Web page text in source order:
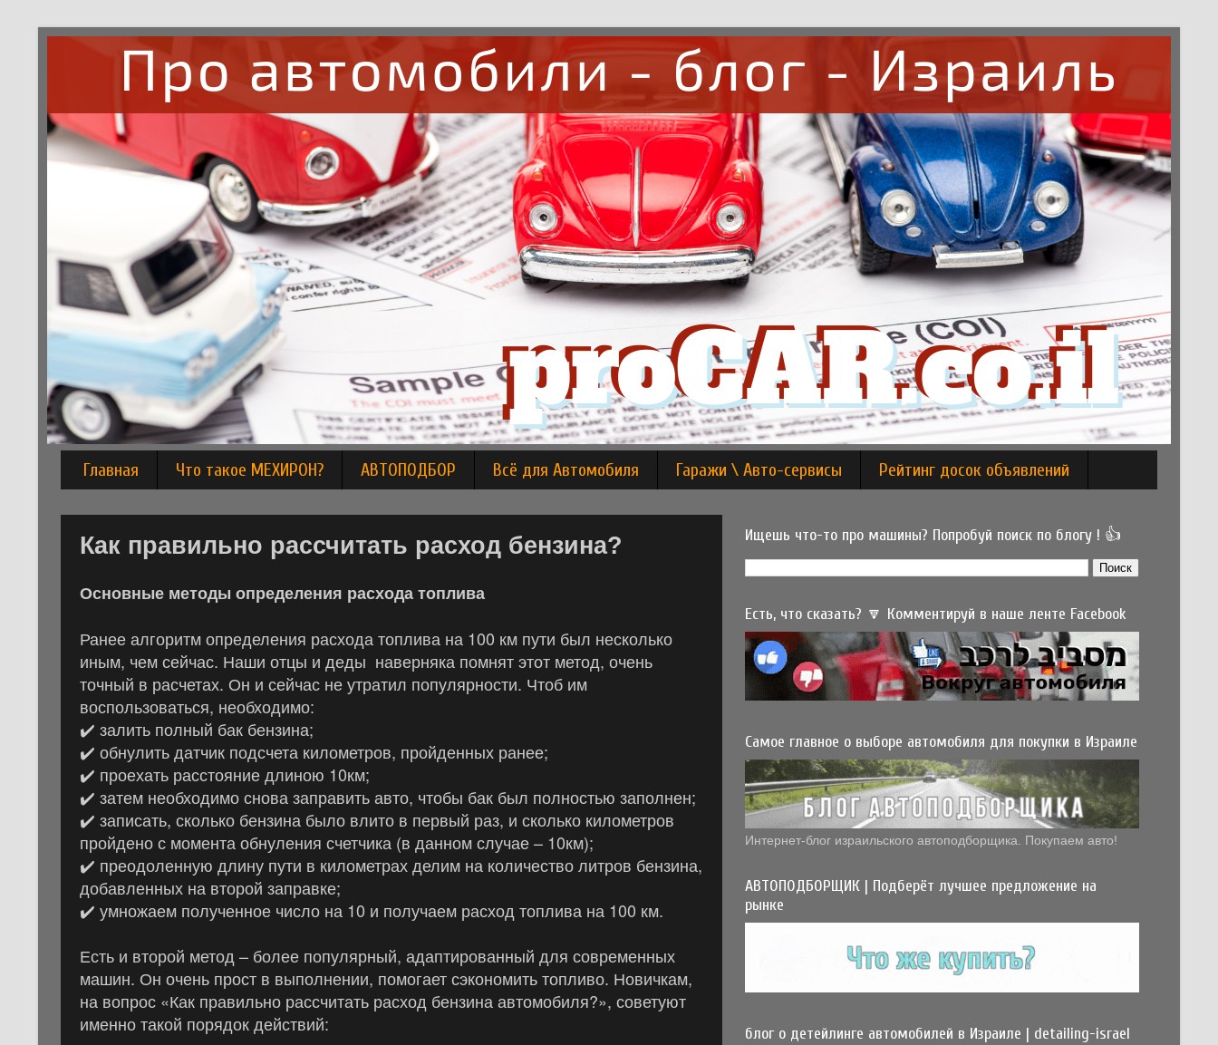
Главная Что такое МЕХИРОН? АВТОПОДБОР Всё для Автомобиля Гаражи \ Авто-сервисы Рейтинг досок объявлений
Как правильно рассчитать расход бензина?
Основные методы определения расхода топлива
Ранее алгоритм определения расхода топлива на 100 км пути был несколько
иным, чем сейчас. Наши отцы и деды наверняка помнят этот метод, очень
точный в расчетах. Он и сейчас не утратил популярности. Чтоб им
воспользоваться, необходимо:
✔️ залить полный бак бензина;
✔️ обнулить датчик подсчета километров, пройденных ранее;
✔️ проехать расстояние длиною 10км;
✔️ затем необходимо снова заправить авто, чтобы бак был полностью заполнен;
✔️ записать, сколько бензина было влито в первый раз, и сколько километров
пройдено с момента обнуления счетчика (в данном случае – 10км);
✔️ преодоленную длину пути в километрах делим на количество литров бензина,
добавленных на второй заправке;
✔️ умножаем полученное число на 10 и получаем расход топлива на 100 км.
Есть и второй метод – более популярный, адаптированный для современных
машин. Он очень прост в выполнении, помогает сэкономить топливо. Новичкам,
на вопрос «Как правильно рассчитать расход бензина автомобиля?», советуют
именно такой порядок действий:
Ищешь что-то про машины? Попробуй поиск по блогу ! 👍
Есть, что сказать? 🔽 Комментируй в наше ленте Facebook
Самое главное о выборе автомобиля для покупки в Израиле
Интернет-блог израильского автоподборщика. Покупаем авто!
АВТОПОДБОРЩИК | Подберёт лучшее предложение на
рынке
блог о детейлинге автомобилей в Израиле | detailing-israel